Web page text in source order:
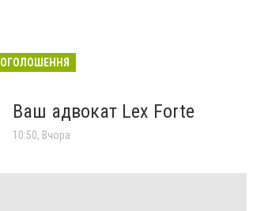
ОГОЛОШЕННЯ
Ваш адвокат Lex Forte
10:50, Вчора